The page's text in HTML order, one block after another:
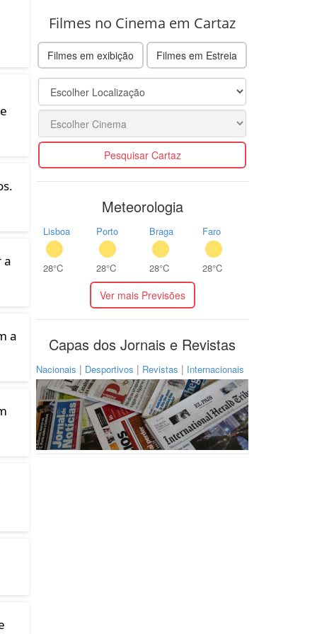
a
a
Filmes no Cinema em Cartaz
Filmes em exibição Filmes em Estreia
Pesquisar Cartaz
Meteorologia
Lisboa
28°C
Porto
28°C
Braga
28°C
Faro
28°C
Ver mais Previsões
Capas dos Jornais e Revistas
Nacionais | Desportivos | Revistas | Internacionais